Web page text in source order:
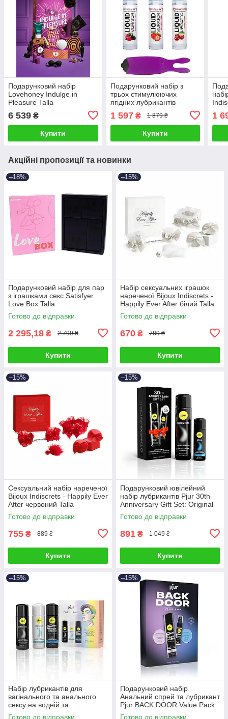
Подарунковий набір
Lovehoney Indulge in
Pleasure Talla
6 539 ₴
Купити
Подарунковий набір з
трьох стимулюючих
ягідних лубрикантів
фіолетової вібропулі
Adrien Lastic Talla
1 597₴ 1 879 ₴
Купити
1
Акційні пропозиції та новинки
–18%
Подарунковий набір для пар
з іграшками секс Satisfyer
Love Box Talla
Готово до відправки
2 295,18 ₴ 2 799 ₴
Купити
–15%
Набір сексуальних іграшок
нареченої Bijoux Indiscrets -
Happily Ever After білий Talla
Готово до відправки
670 ₴ 789 ₴
Купити
–15%
Сексуальний набір нареченої
Bijoux Indiscrets - Happily Ever
After червоний Talla
Готово до відправки
755 ₴ 889 ₴
Купити
–15%
Подарунковий ювілейний
набір лубрикантів Рjur 30th
Anniversary Gift Set: Original
100 мл та Aqua 30 мл Talla
Готово до відправки
891 ₴ 1 049 ₴
Купити
–15%
Набір лубрикантів для
вагінального та анального
сексу на водній та
силіконовій основах Рjur
Готово до відправки
–15%
Подарунковий набір
Анальний спрей та лубрикант
Рjur BACK DOOR Value Pack
Talla
Готово до відправки